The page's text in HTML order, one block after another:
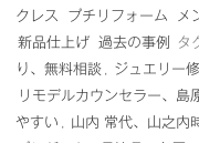
クレス
プチリフォーム メ
新品仕上げ
過去の事例 タ
り、無料相談
ジュエリー
リモデルカウンセラー、島
やすい
山内 常代、山之内